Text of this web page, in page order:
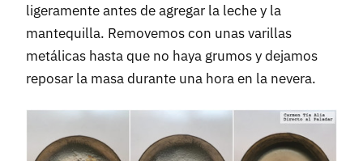
ligeramente antes de agregar la leche y la
mantequilla. Removemos con unas varillas
metálicas hasta que no haya grumos y dejamos
reposar la masa durante una hora en la nevera.